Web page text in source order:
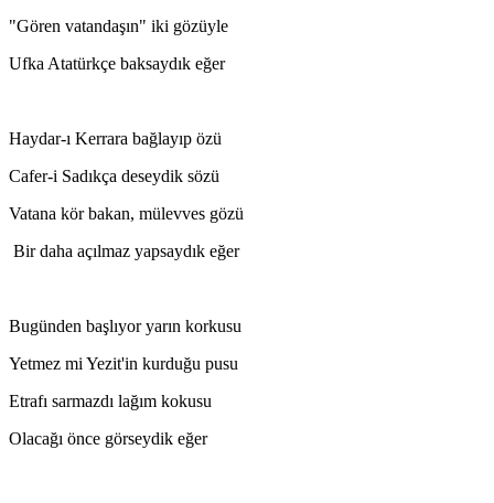
"Gören vatandaşın" iki gözüyle
Ufka Atatürkçe baksaydık eğer
Haydar-ı Kerrara bağlayıp özü
Cafer-i Sadıkça deseydik sözü
Vatana kör bakan, mülevves gözü
Bir daha açılmaz yapsaydık eğer
Bugünden başlıyor yarın korkusu
Yetmez mi Yezit'in kurduğu pusu
Etrafı sarmazdı lağım kokusu
Olacağı önce görseydik eğer